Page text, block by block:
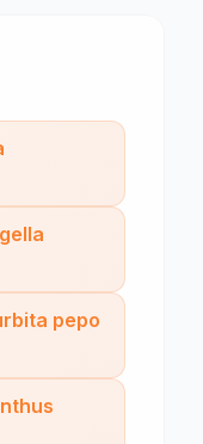
pepo